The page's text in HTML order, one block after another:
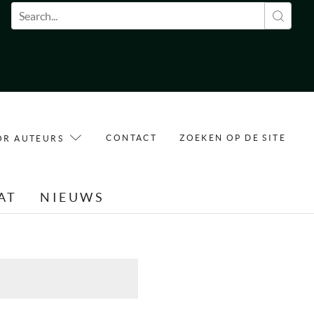
Zoekveld
AUTEURS CONTACT ZOEKEN OP DE SITE
NIEUWS